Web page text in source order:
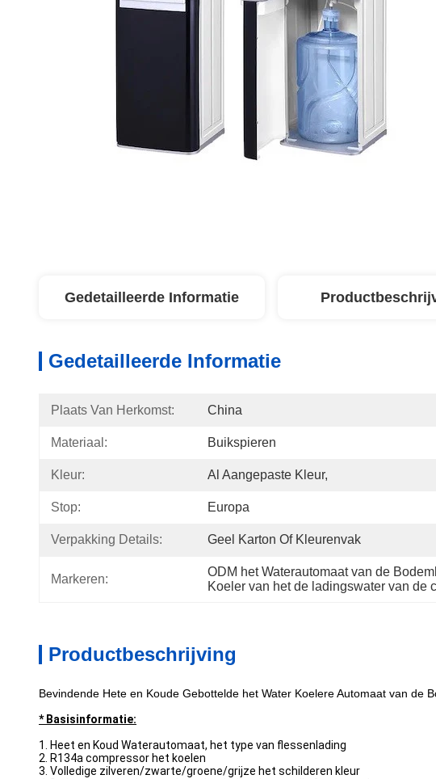
Gedetailleerde Informatie
Gedetailleerde Informatie
Plaats Van Herkomst: China
Materiaal: Buikspieren
Kleur: Al Aangepaste Kleur,
Stop: Europa
Verpakking Details: Geel Karton Of Kleurenvak
Markeren:
ODM het Waterautomaat van de
Koeler van het de ladingswater van de
Productbeschrijving
Bevindende Hete en Koude Gebottelde het Water Koelere Automaat van de
* Basisinformatie:
1. Heet en Koud Waterautomaat, het type van flessenlading
2. R134a compressor het koelen
3. Volledige zilveren/zwarte/groene/grijze het schilderen kleur